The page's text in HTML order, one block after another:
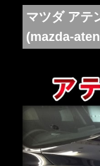
マツダ アテ
(mazda-